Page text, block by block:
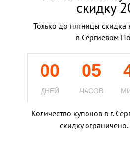
скидку
Только до пятницы скидка
в Сергиевом
00 05
ДНЕЙ ЧАСОВ
Количество купонов в г.
скидку